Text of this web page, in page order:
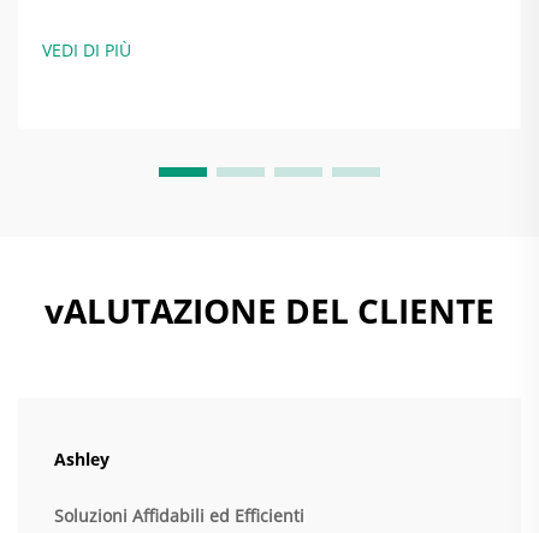
energetica. Quando i sistemi di ventilazione sono
configurati correttamente, in realtà risparmiano energia
VEDI DI PIÙ
vALUTAZIONE DEL CLIENTE
Ashley
Soluzioni Affidabili ed Efficienti